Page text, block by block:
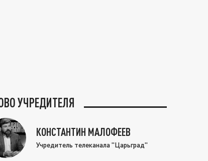
УЧРЕДИТЕЛЯ
КОНСТАНТИН МАЛОФЕЕВ
Учредитель телеканала "Царьград"